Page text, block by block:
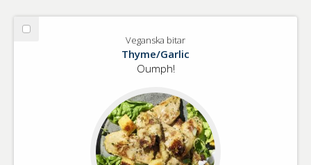
Välj
Veganska bitar
Thyme/Garlic
Oumph!